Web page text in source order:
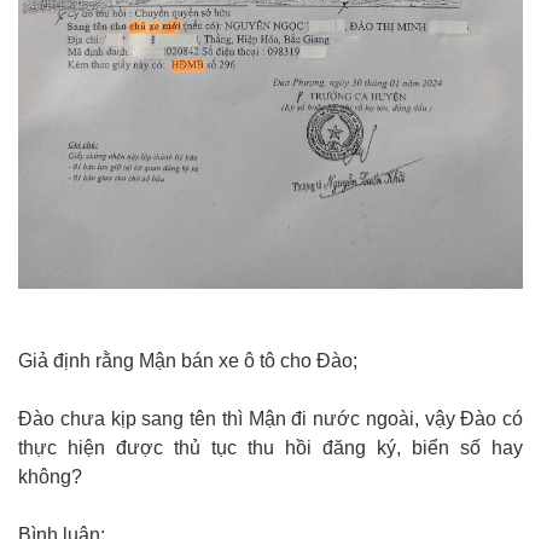
Giả định rằng Mận bán xe ô tô cho Đào;
Đào chưa kịp sang tên thì Mận đi nước ngoài, vậy Đào có
thực hiện được thủ tục thu hồi đăng ký, biển số hay
không?
Bình luận: